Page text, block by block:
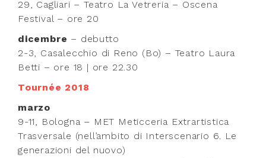
29, Cagliari – Teatro La Vetreria – Oscena
Festival – ore 20
dicembre – debutto
2-3, Casalecchio di Reno (Bo) – Teatro Laura
Betti – ore 18 | ore 22.30
Tournée 2018
marzo
9-11, Bologna – MET Meticceria Extrartistica
Trasversale (nell’ambito di Interscenario 6. Le
generazioni del nuovo)